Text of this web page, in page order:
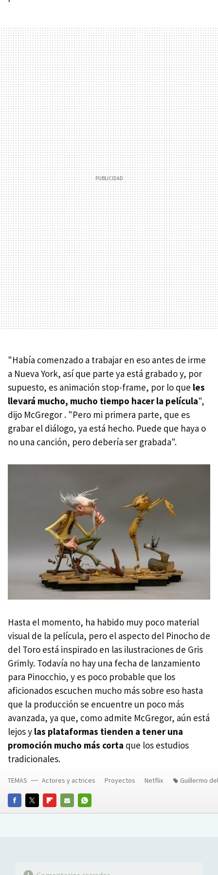
"Había comenzado a trabajar en eso antes de irme
a Nueva York, así que parte ya está grabado y, por
supuesto, es animación stop-frame, por lo que les
llevará mucho, mucho tiempo hacer la película",
dijo McGregor . "Pero mi primera parte, que es
grabar el diálogo, ya está hecho. Puede que haya o
no una canción, pero debería ser grabada".
Hasta el momento, ha habido muy poco material
visual de la película, pero el aspecto del Pinocho de
del Toro está inspirado en las ilustraciones de Gris
Grimly. Todavía no hay una fecha de lanzamiento
para Pinocchio, y es poco probable que los
aficionados escuchen mucho más sobre eso hasta
que la producción se encuentre un poco más
avanzada, ya que, como admite McGregor, aún está
lejos y las plataformas tienden a tener una
promoción mucho más corta que los estudios
tradicionales.
FACEBOOKTWITTERFLIPBOARD
E-
WHATSAPP
TEMAS Actores y actrices Proyectos Netflix Guillermo